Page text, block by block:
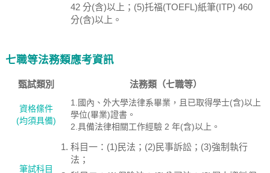
42 分(含)以上；(5)托福(TOEFL)紙筆(ITP) 460
分(含)以上。
七職等法務類應考資訊
甄試類別 法務類（七職等）
資格絛件
(均須具備)
1.國內、外大學法律系畢業，且已取得學士(含)以上
學位(畢業)證書。
2.具備法律相關工作經驗 2 年(含)以上。
筆試科目
科目一：(1)民法；(2)民事訴訟；(3)強制執行
法；